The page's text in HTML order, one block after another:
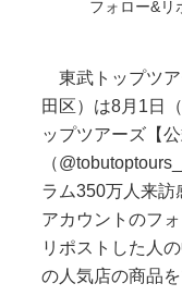
フォロー&リ
東武トップツア
田区）は8月1日
ップツアーズ【
（
ラム350万人来訪
アカウントのフ
リポストした人
の人気店の商品